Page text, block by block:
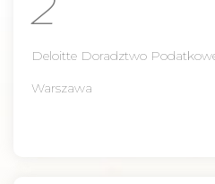
Deloitte Doradztwo
Warszawa